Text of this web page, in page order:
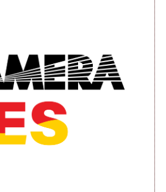
o
r